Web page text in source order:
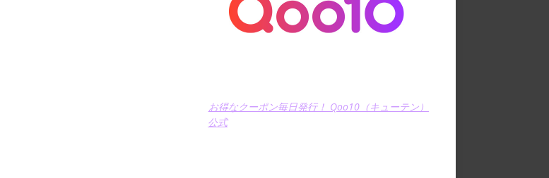
お得なクーポン毎日発行！ Qoo10（キューテン）
公式